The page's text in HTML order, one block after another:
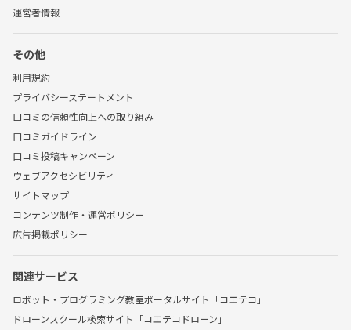
運営者情報
その他
利用規約
プライバシーステートメント
口コミの信頼性向上への取り組み
口コミガイドライン
口コミ投稿キャンペーン
ウェブアクセシビリティ
サイトマップ
コンテンツ制作・運営ポリシー
広告掲載ポリシー
関連サービス
ロボット・プログラミング教室ポータルサイト「コエテコ」
ドローンスクール検索サイト「コエテコドローン」